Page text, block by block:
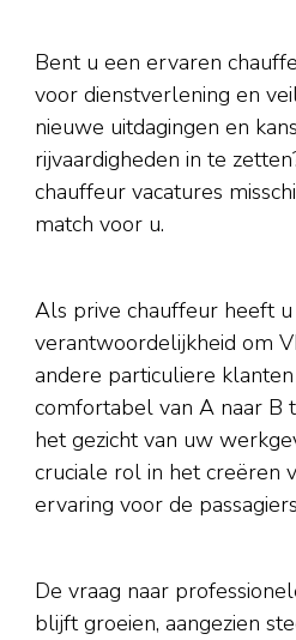
Bent u een ervaren
voor dienstverlening en
nieuwe uitdagingen en
rijvaardigheden in te
chauffeur vacatures
match voor u.
Als prive chauffeur heeft u
verantwoordelijkheid om
andere particuliere
comfortabel van A naar B
het gezicht van uw
cruciale rol in het creëren
ervaring voor de
De vraag naar
blijft groeien, aangezien